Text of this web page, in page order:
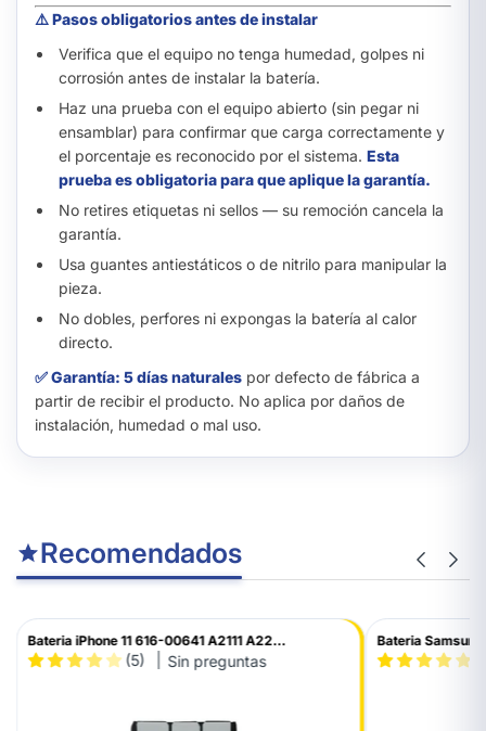
⚠️ Pasos obligatorios antes de instalar
Verifica que el equipo no tenga humedad, golpes ni
corrosión antes de instalar la batería.
Haz una prueba con el equipo abierto (sin pegar ni
ensamblar) para confirmar que carga correctamente y
el porcentaje es reconocido por el sistema. Esta
prueba es obligatoria para que aplique la garantía.
No retires etiquetas ni sellos — su remoción cancela la
garantía.
Usa guantes antiestáticos o de nitrilo para manipular la
pieza.
No dobles, perfores ni expongas la batería al calor
directo.
✅ Garantía: 5 días naturales por defecto de fábrica a
partir de recibir el producto. No aplica por daños de
instalación, humedad o mal uso.
Recomendados
Bateria iPhone 11 616-00641 A2111 A22...
(5) Sin preguntas
Bateria